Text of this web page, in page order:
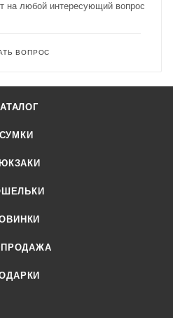
на любой интересующий вопрос
ВОПРОС
СУМКИ